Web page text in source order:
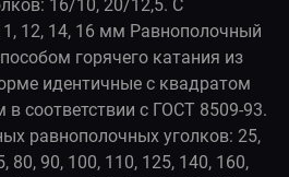
16/10, 20/12,5. С
12, 14, 16 мм Равнополочный
горячего катания из
идентичные с квадратом
соответствии с ГОСТ 8509-93.
равнополочных уголков: 25,
80, 90, 100, 110, 125, 140, 160,